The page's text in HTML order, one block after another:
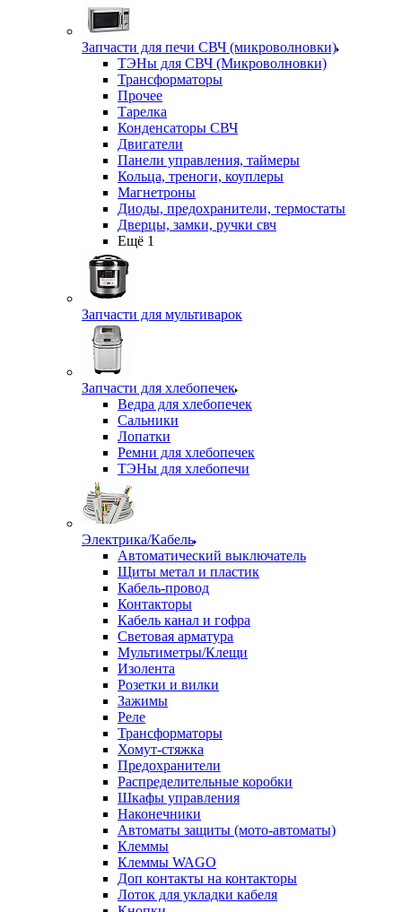
Запчасти для печи СВЧ (микроволновки)
ТЭНы для СВЧ (Микроволновки)
Трансформаторы
Прочее
Тарелка
Конденсаторы СВЧ
Двигатели
Панели управления, таймеры
Кольца, треноги, коуплеры
Магнетроны
Диоды, предохранители, термостаты
Дверцы, замки, ручки свч
Ещё 1
Запчасти для мультиварок
Запчасти для хлебопечек
Ведра для хлебопечек
Сальники
Лопатки
Ремни для хлебопечек
ТЭНы для хлебопечи
Электрика/Кабель
Автоматический выключатель
Щиты метал и пластик
Кабель-провод
Контакторы
Кабель канал и гофра
Световая арматура
Мультиметры/Клещи
Изолента
Розетки и вилки
Зажимы
Реле
Трансформаторы
Хомут-стяжка
Предохранители
Распределительные коробки
Шкафы управления
Наконечники
Автоматы защиты (мото-автоматы)
Клеммы
Клеммы WAGO
Доп контакты на контакторы
Лоток для укладки кабеля